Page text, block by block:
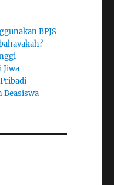
BPJS
Jiwa
Beasiswa